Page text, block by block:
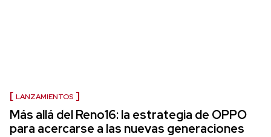
LANZAMIENTOS
Más allá del Reno16: la estrategia de OPPO
para acercarse a las nuevas generaciones